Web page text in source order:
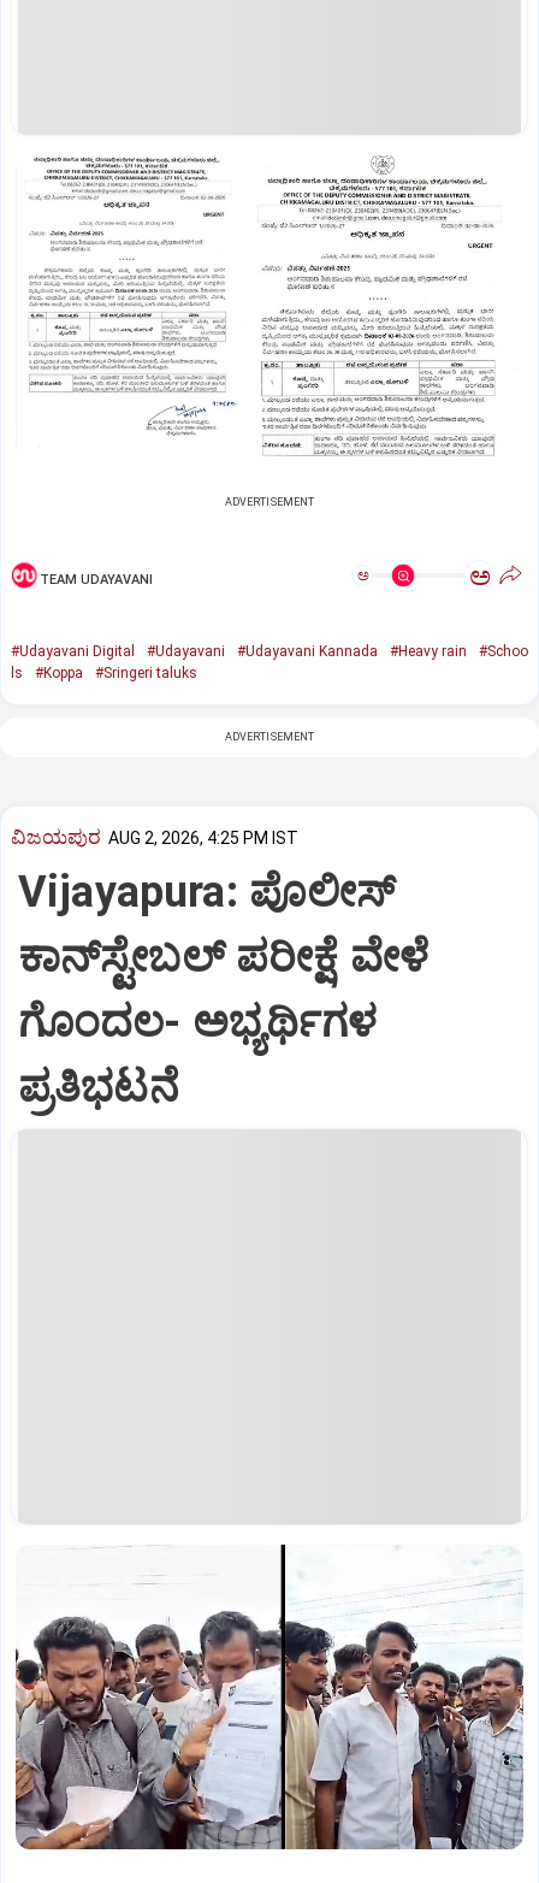
ADVERTISEMENT
TEAM UDAYAVANI ಅ ಅ
#Udayavani Digital #Udayavani #Udayavani Kannada #Heavy rain
#Schoo
ls
#Koppa #Sringeri taluks
ADVERTISEMENT
ವಿಜಯಪುರ AUG 2, 2026, 4:25 PM IST
Vijayapura: ಪೊಲೀಸ್
ಕಾನ್‌ಸ್ಟೇಬಲ್ ಪರೀಕ್ಷೆ ವೇಳೆ
ಗೊಂದಲ- ಅಭ್ಯರ್ಥಿಗಳ‌‌
ಪ್ರತಿಭಟನೆ